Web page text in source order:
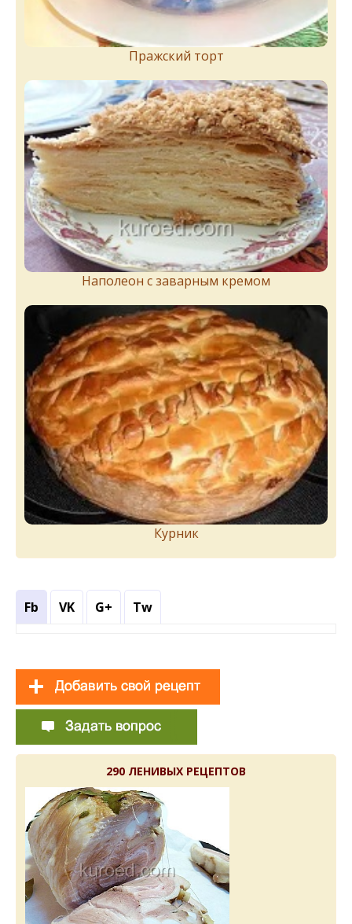
Пражский торт
Наполеон с заварным кремом
Курник
Fb VK G+ Tw
290 ЛЕНИВЫХ РЕЦЕПТОВ